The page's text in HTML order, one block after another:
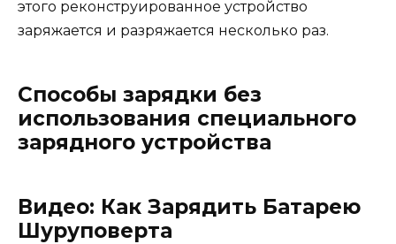
этого реконструированное устройство
заряжается и разряжается несколько раз.
Способы зарядки без
использования специального
зарядного устройства
Видео: Как Зарядить Батарею
Шуруповерта